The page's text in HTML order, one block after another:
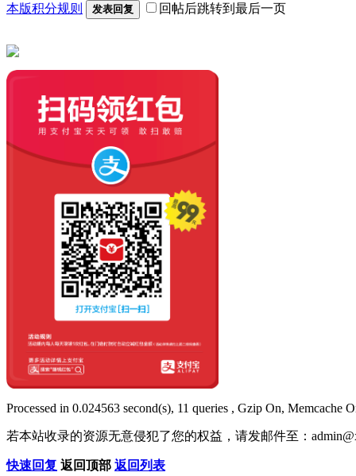
本版积分规则 发表回复 回帖后跳转到最后一页
Processed in 0.024563 second(s), 11 queries , Gzip On, Memcache
若本站收录的资源无意侵犯了您的权益，请发邮件至：
快速回复 返回顶部 返回列表